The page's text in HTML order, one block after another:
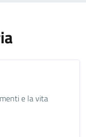
e la vita